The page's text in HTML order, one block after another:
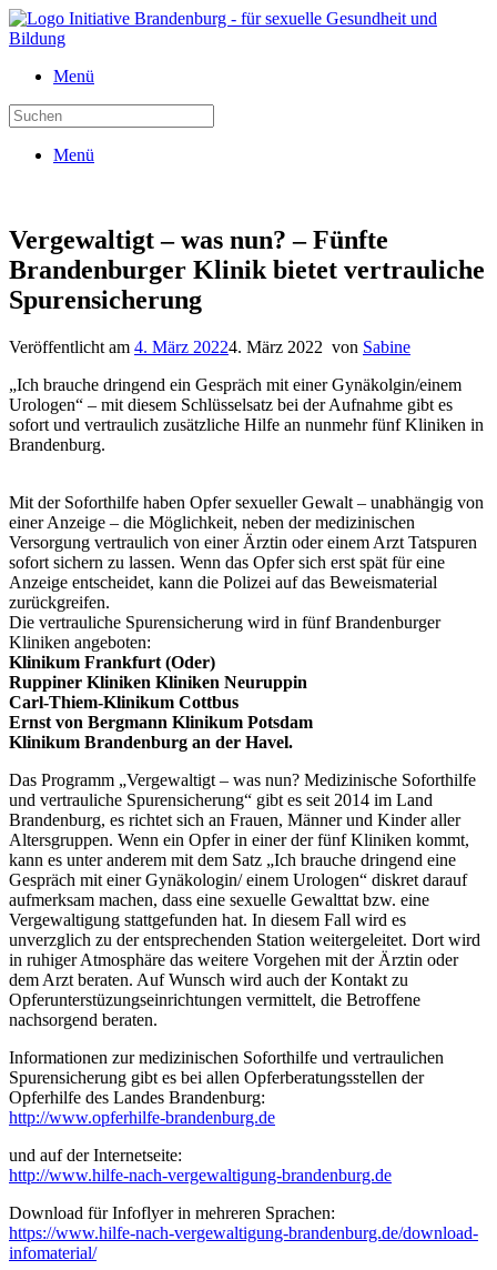
Zum
Inhalt
Menü
Suchen
nach:
Menü
Vergewaltigt – was nun? – Fünfte
Brandenburger Klinik bietet vertrauliche
Spurensicherung
Veröffentlicht am 4. März 20224. März 2022 von Sabine
„Ich brauche dringend ein Gespräch mit einer Gynäkolgin/einem
Urologen“ – mit diesem Schlüsselsatz bei der Aufnahme gibt es
sofort und vertraulich zusätzliche Hilfe an nunmehr fünf Kliniken in
Brandenburg.
Mit der Soforthilfe haben Opfer sexueller Gewalt – unabhängig von
einer Anzeige – die Möglichkeit, neben der medizinischen
Versorgung vertraulich von einer Ärztin oder einem Arzt Tatspuren
sofort sichern zu lassen. Wenn das Opfer sich erst spät für eine
Anzeige entscheidet, kann die Polizei auf das Beweismaterial
zurückgreifen.
Die vertrauliche Spurensicherung wird in fünf Brandenburger
Kliniken angeboten:
Klinikum Frankfurt (Oder)
Ruppiner Kliniken Kliniken Neuruppin
Carl-Thiem-Klinikum Cottbus
Ernst von Bergmann Klinikum Potsdam
Klinikum Brandenburg an der Havel.
Das Programm „Vergewaltigt – was nun? Medizinische Soforthilfe
und vertrauliche Spurensicherung“ gibt es seit 2014 im Land
Brandenburg, es richtet sich an Frauen, Männer und Kinder aller
Altersgruppen. Wenn ein Opfer in einer der fünf Kliniken kommt,
kann es unter anderem mit dem Satz „Ich brauche dringend eine
Gespräch mit einer Gynäkologin/ einem Urologen“ diskret darauf
aufmerksam machen, dass eine sexuelle Gewalttat bzw. eine
Vergewaltigung stattgefunden hat. In diesem Fall wird es
unverzglich zu der entsprechenden Station weitergeleitet. Dort wird
in ruhiger Atmosphäre das weitere Vorgehen mit der Ärztin oder
dem Arzt beraten. Auf Wunsch wird auch der Kontakt zu
Opferunterstüzungseinrichtungen vermittelt, die Betroffene
nachsorgend beraten.
Informationen zur medizinischen Soforthilfe und vertraulichen
Spurensicherung gibt es bei allen Opferberatungsstellen der
Opferhilfe des Landes Brandenburg:
http://www.opferhilfe-brandenburg.de
und auf der Internetseite:
http://www.hilfe-nach-vergewaltigung-brandenburg.de
Download für Infoflyer in mehreren Sprachen:
https://www.hilfe-nach-vergewaltigung-brandenburg.de/download-
infomaterial/